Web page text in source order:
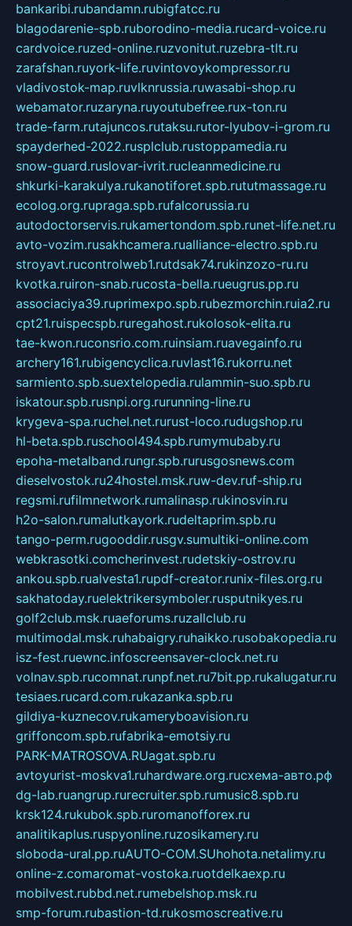
bankaribi.rubandamn.rubigfatcc.ru
blagodarenie-spb.ruborodino-media.rucard-voice.ru
cardvoice.ruzed-online.ruzvonitut.ruzebra-tlt.ru
zarafshan.ruyork-life.ruvintovoykompressor.ru
vladivostok-map.ruvlknrussia.ruwasabi-shop.ru
webamator.ruzaryna.ruyoutubefree.rux-ton.ru
trade-farm.rutajuncos.rutaksu.rutor-lyubov-i-grom.ru
spayderhed-2022.rusplclub.rustoppamedia.ru
snow-guard.ruslovar-ivrit.rucleanmedicine.ru
shkurki-karakulya.rukanotiforet.spb.rututmassage.ru
ecolog.org.rupraga.spb.rufalcorussia.ru
autodoctorservis.rukamertondom.spb.runet-life.net.ru
avto-vozim.rusakhcamera.rualliance-electro.spb.ru
stroyavt.rucontrolweb1.rutdsak74.rukinzozo-ru.ru
kvotka.ruiron-snab.rucosta-bella.rueugrus.pp.ru
associaciya39.ruprimexpo.spb.rubezmorchin.ruia2.ru
cpt21.ruispecspb.ruregahost.rukolosok-elita.ru
tae-kwon.ruconsrio.com.ruinsiam.ruavegainfo.ru
archery161.rubigencyclica.ruvlast16.rukorru.net
sarmiento.spb.suextelopedia.rulammin-suo.spb.ru
iskatour.spb.rusnpi.org.rurunning-line.ru
krygeva-spa.ruchel.net.rurust-loco.rudugshop.ru
hl-beta.spb.ruschool494.spb.rumymubaby.ru
epoha-metalband.rungr.spb.rurusgosnews.com
dieselvostok.ru24hostel.msk.ruw-dev.ruf-ship.ru
regsmi.rufilmnetwork.rumalinasp.rukinosvin.ru
h2o-salon.rumalutkayork.rudeltaprim.spb.ru
tango-perm.rugooddir.rusgv.sumultiki-online.com
webkrasotki.comcherinvest.rudetskiy-ostrov.ru
ankou.spb.rualvesta1.rupdf-creator.runix-files.org.ru
sakhatoday.ruelektrikersymboler.rusputnikyes.ru
golf2club.msk.ruaeforums.ruzallclub.ru
multimodal.msk.ruhabaigry.ruhaikko.rusobakopedia.ru
isz-fest.ruewnc.infoscreensaver-clock.net.ru
volnav.spb.rucomnat.runpf.net.ru7bit.pp.rukalugatur.ru
tesiaes.rucard.com.rukazanka.spb.ru
gildiya-kuznecov.rukameryboavision.ru
griffoncom.spb.rufabrika-emotsiy.ru
PARK-MATROSOVA.RUagat.spb.ru
avtoyurist-moskva1.ruhardware.org.ruсхема-авто.рф
dg-lab.ruangrup.rurecruiter.spb.rumusic8.spb.ru
krsk124.rukubok.spb.ruromanofforex.ru
analitikaplus.ruspyonline.ruzosikamery.ru
sloboda-ural.pp.ruAUTO-COM.SUhohota.netalimy.ru
online-z.comaromat-vostoka.ruotdelkaexp.ru
mobilvest.rubbd.net.rumebelshop.msk.ru
smp-forum.rubastion-td.rukosmoscreative.ru